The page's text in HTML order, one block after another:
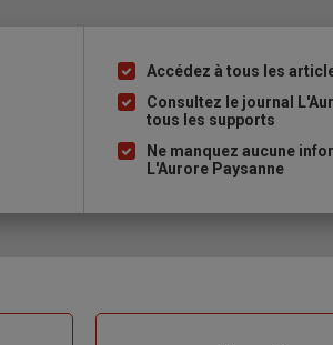
Liste
à
puce
Accédez à tous les
Consultez le journal
tous les supports
Ne manquez aucune
L'Aurore Paysanne